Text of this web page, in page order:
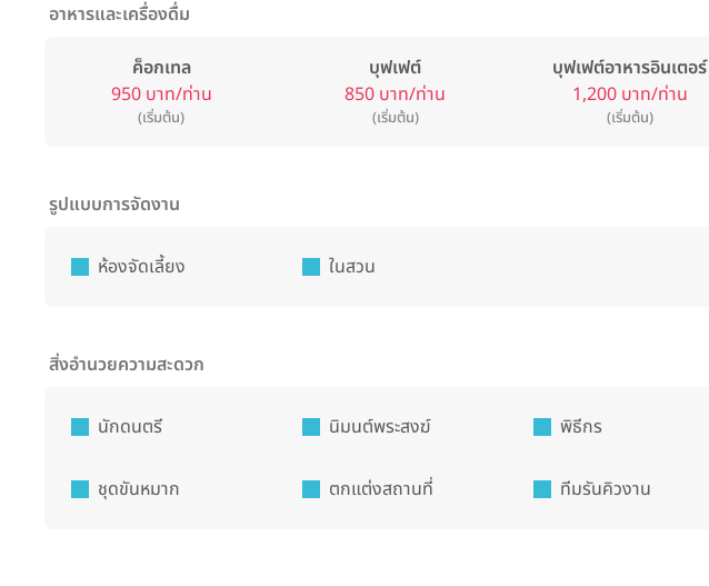
อาหารและเครื่องดื่ม
ค็อกเทล
950 บาท/ท่าน
(เริ่มต้น)
บุฟเฟต์
850 บาท/ท่าน
(เริ่มต้น)
บุฟเฟต์อาหารอินเตอร์
1,200 บาท/ท่าน
(เริ่มต้น)
รูปแบบการจัดงาน
ห้องจัดเลี้ยง ในสวน
สิ่งอำนวยความสะดวก
นักดนตรี นิมนต์พระสงฆ์ พิธีกร
ชุดขันหมาก ตกแต่งสถานที่ ทีมรันคิวงาน